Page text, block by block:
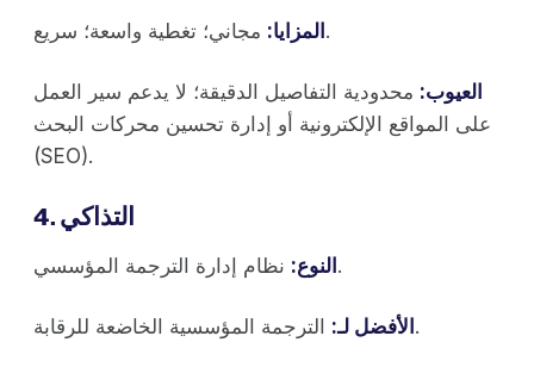
المزايا:مجاني؛ تغطية واسعة؛ سريع.
العيوب: محدودية التفاصيل الدقيقة؛ لا يدعم سير العمل
على المواقع الإلكترونية أو إدارة تحسين محركات البحث
(SEO).
4. التذاكي
النوع:نظام إدارة الترجمة المؤسسي.
الأفضل لـ:الترجمة المؤسسية الخاضعة للرقابة.